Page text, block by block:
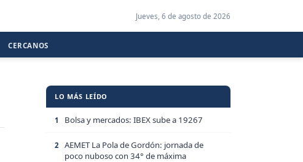
Jueves, 6 de agosto de 2026
CERCANOS
LO MÁS LEÍDO
1 Bolsa y mercados: IBEX sube a 19267
2
AEMET La Pola de Gordón: jornada de
poco nuboso con 34° de máxima